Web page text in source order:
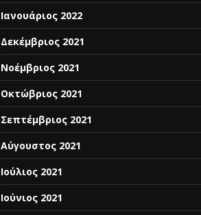
Ιανουάριος 2022
Δεκέμβριος 2021
Νοέμβριος 2021
Οκτώβριος 2021
Σεπτέμβριος 2021
Αύγουστος 2021
Ιούλιος 2021
Ιούνιος 2021